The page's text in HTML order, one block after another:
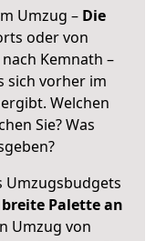
Umzug – Die
oder von
Kemnath –
sich vorher im
Welchen
Sie? Was
Umzugsbudgets
breite Palette an
Umzug von